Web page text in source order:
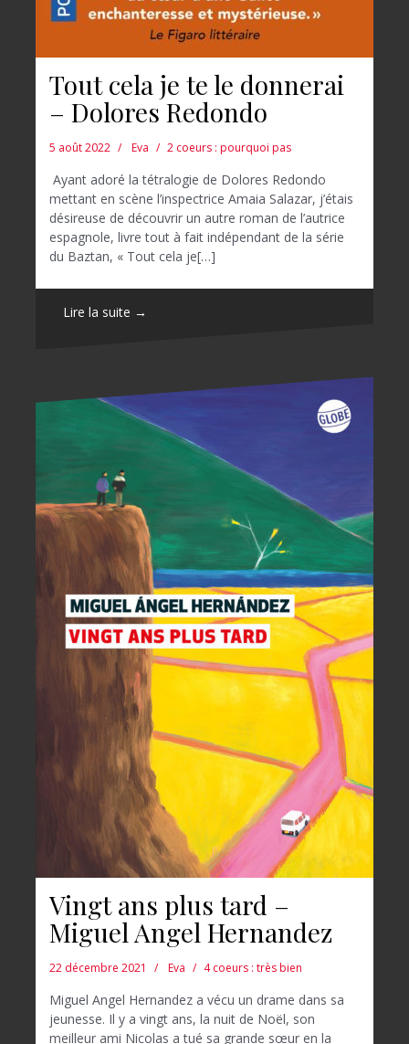
Tout cela je te le donnerai
– Dolores Redondo
5 août 2022 Eva 2 coeurs : pourquoi pas
Ayant adoré la tétralogie de Dolores Redondo
mettant en scène l’inspectrice Amaia Salazar, j’étais
désireuse de découvrir un autre roman de l’autrice
espagnole, livre tout à fait indépendant de la série
du Baztan, « Tout cela je[…]
Lire la suite →
Vingt ans plus tard –
Miguel Angel Hernandez
22 décembre 2021 Eva 4 coeurs : très bien
Miguel Angel Hernandez a vécu un drame dans sa
jeunesse. Il y a vingt ans, la nuit de Noël, son
meilleur ami Nicolas a tué sa grande sœur en la